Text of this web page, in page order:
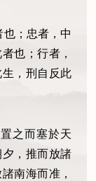
；忠者，中
也；行者，
，刑自反此
之而塞於天
，推而放諸
南海而准，